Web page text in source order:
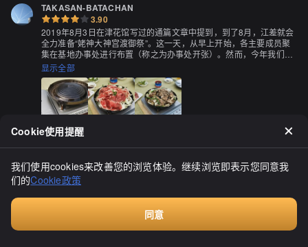
TAKASAN-BATACHAN
3.90
2019年8月3日在津花馆写过的通篇文章中提到，到了8月，江差就会
全力准备“姥神大神宫渡御祭”。这一天，从早上开始，各主要成员聚
集在基地办事处进行布置（称之为办事处开张）。然而，今年我们的
山车被放置在了“江差山车会馆”，所以装饰等方面的工作就相对简单
了（因为装饰几乎可以直接使用），比去年轻松许多。
现在，每年的办事处开张之夜都会聚集参加祭典的主要成员、帮手
们、负责伴奏的孩子们、邻里的居民，以及回乡的邻里的人们，举行
的祭典期间壮志凌云。而“决起集会”每年都少不了羊肉串，这次我们
这些可以从附近的超市购买到。另外，说到羊肉串，我们还想要一些
白饭，幸好邻里们提供了一个可煮2斗5合白饭的大锅。我们布置了炉
灶和锅具，而这家店准备的羊肉串锅可谓巧夺天工，锅的侧面焊接着
U形凸起，将凸起嵌入五爪支架中，这样在烧烤时锅不会滑动或者倾
斜，保证了羊肉串的美味。真是考虑周到啊～！
于是宴会开始了。户外的羊肉串因为祭典临近，气氛也变得热烈非
显示全部
3.50
2013年9月，今年最后的夜市。必须吃个炸丸子。大妈们不停地炸
能吃各种各样的东西，所以孩子们都很热闹。特别是在这家笹浪精肉
Cookie使用提醒
我们使用cookies来改善您的浏览体验。继续浏览即表示您同意我
们的Cookie政策
同意